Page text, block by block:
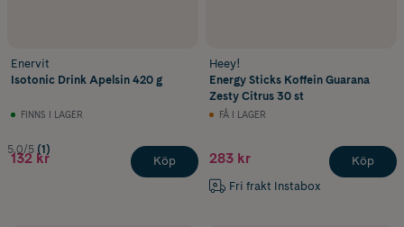
Enervit
Isotonic Drink Apelsin 420 g
FINNS I LAGER
5.0/5 (1)
132 kr Köp
Heey!
Energy Sticks Koffein Guarana
Zesty Citrus 30 st
FÅ I LAGER
283 kr
Fri frakt Instabox
Köp